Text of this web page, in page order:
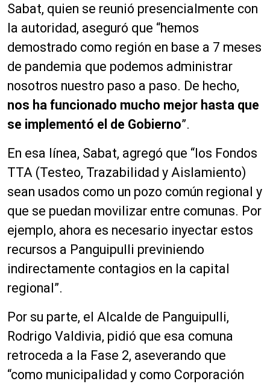
Sabat, quien se reunió presencialmente con
la autoridad, aseguró que “hemos
demostrado como región en base a 7 meses
de pandemia que podemos administrar
nosotros nuestro paso a paso. De hecho,
nos ha funcionado mucho mejor hasta que
se implementó el de Gobierno”.
En esa línea, Sabat, agregó que “los Fondos
TTA (Testeo, Trazabilidad y Aislamiento)
sean usados como un pozo común regional y
que se puedan movilizar entre comunas. Por
ejemplo, ahora es necesario inyectar estos
recursos a Panguipulli previniendo
indirectamente contagios en la capital
regional”.
Por su parte, el Alcalde de Panguipulli,
Rodrigo Valdivia, pidió que esa comuna
retroceda a la Fase 2, aseverando que
“como municipalidad y como Corporación